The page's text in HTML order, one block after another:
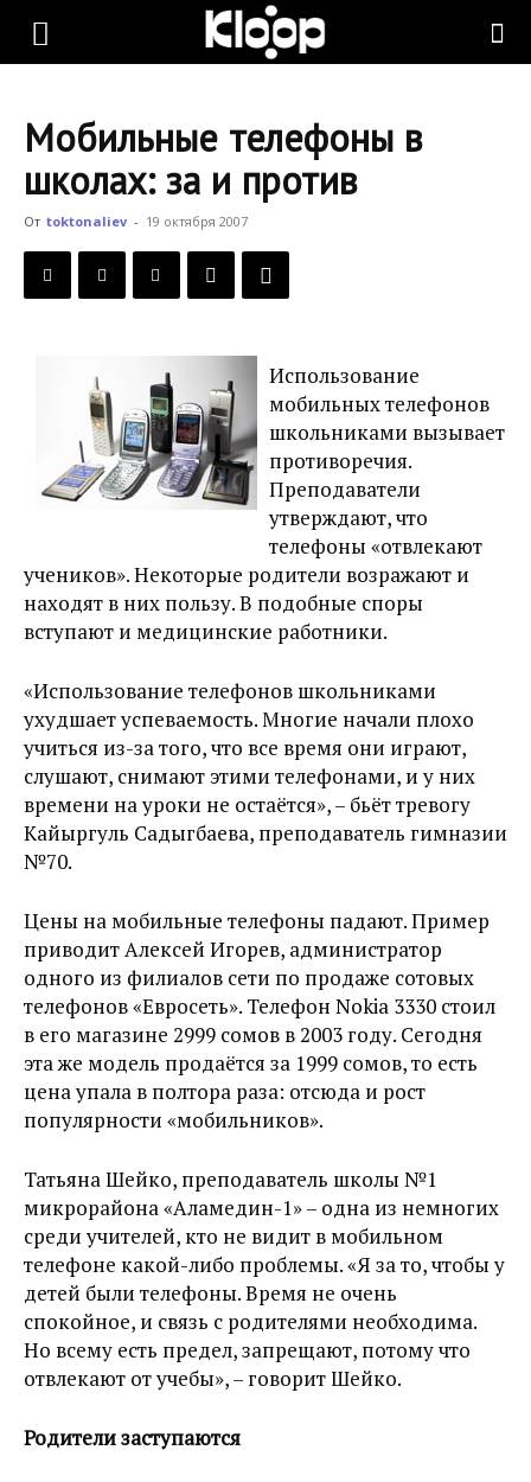
KLOOP.KG
Новости
Мобильные телефоны в
школах: за и против
От toktonaliev - 19 октября 2007
Использование
мобильных телефонов
школьниками вызывает
противоречия.
Преподаватели
утверждают, что
телефоны «отвлекают
учеников». Некоторые родители возражают и
находят в них пользу. В подобные споры
вступают и медицинские работники.
«Использование телефонов школьниками
ухудшает успеваемость. Многие начали плохо
учиться из-за того, что все время они играют,
слушают, снимают этими телефонами, и у них
времени на уроки не остаётся», – бьёт тревогу
Кайыргуль Садыгбаева, преподаватель гимназии
№70.
Цены на мобильные телефоны падают. Пример
приводит Алексей Игорев, администратор
одного из филиалов сети по продаже сотовых
телефонов «Евросеть». Телефон Nokia 3330 стоил
в его магазине 2999 сомов в 2003 году. Сегодня
эта же модель продаётся за 1999 сомов, то есть
цена упала в полтора раза: отсюда и рост
популярности «мобильников».
Татьяна Шейко, преподаватель школы №1
микрорайона «Аламедин-1» – одна из немногих
среди учителей, кто не видит в мобильном
телефоне какой-либо проблемы. «Я за то, чтобы у
детей были телефоны. Время не очень
спокойное, и связь с родителями необходима.
Но всему есть предел, запрещают, потому что
отвлекают от учебы», – говорит Шейко.
Родители заступаются